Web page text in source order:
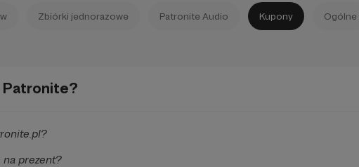
Zbiórki jednorazowe Patronite Audio Kupony Ogólne
Patronite?
na prezent?